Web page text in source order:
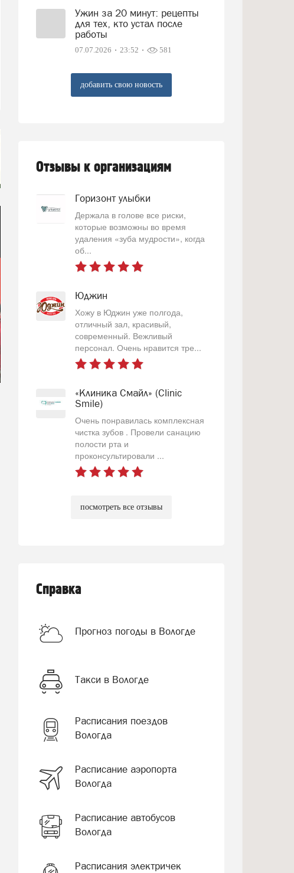
Ужин за 20 минут: рецепты
для тех, кто устал после
работы
07.07.2026 23:52 581
добавить свою новость
Отзывы к организациям
Горизонт улыбки
Держала в голове все риски,
которые возможны во время
удаления «зуба мудрости», когда
об...
Юджин
Хожу в Юджин уже полгода,
отличный зал, красивый,
современный. Вежливый
персонал. Очень нравится тре...
«Клиника Смайл» (Clinic
Smile)
Очень понравилась комплексная
чистка зубов . Провели санацию
полости рта и
проконсультировали ...
посмотреть все отзывы
Справка
Прогноз погоды в Вологде
Такси в Вологде
Расписания поездов
Вологда
Расписание аэропорта
Вологда
Расписание автобусов
Вологда
Расписания электричек